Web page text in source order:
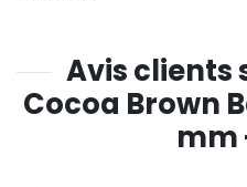
Avis clients
Cocoa Brown
mm